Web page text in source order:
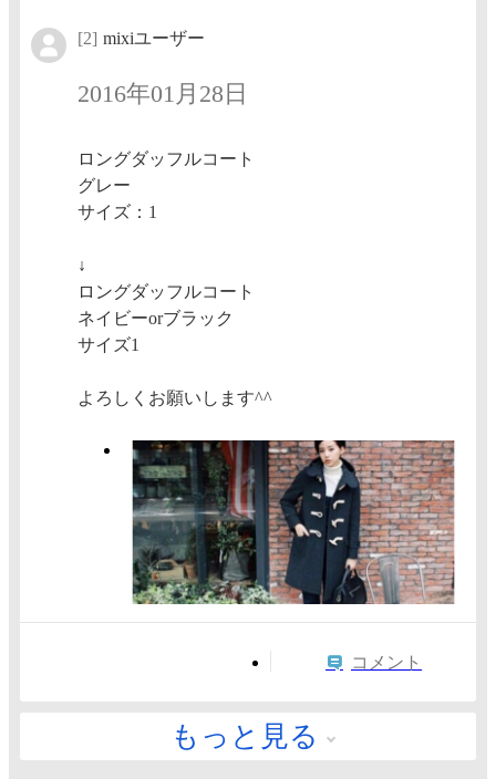
[2] mixiユーザー
2016年01月28日
ロングダッフルコート
グレー
サイズ：1
↓
ロングダッフルコート
ネイビーorブラック
サイズ1
よろしくお願いします^^
コメント
もっと見る